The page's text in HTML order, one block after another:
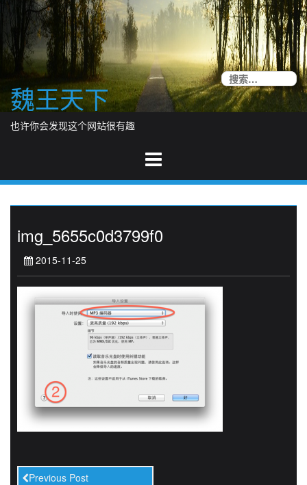
content
魏王天下
也许你会发现这个网站很有趣
搜
img_5655c0d3799f0
2015-11-25
Previous Post